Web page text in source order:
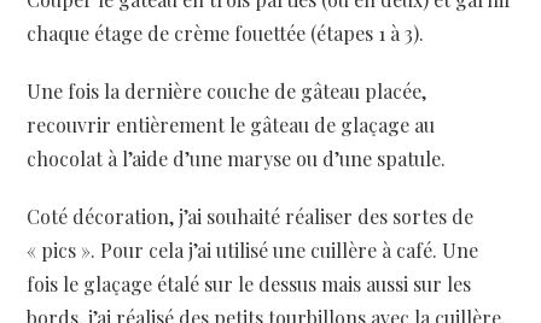
chaque étage de crème fouettée (étapes 1 à 3).
Une fois la dernière couche de gâteau placée,
recouvrir entièrement le gâteau de glaçage au
chocolat à l’aide d’une maryse ou d’une spatule.
Coté décoration, j’ai souhaité réaliser des sortes de
« pics ». Pour cela j’ai utilisé une cuillère à café. Une
fois le glaçage étalé sur le dessus mais aussi sur les
bords, j’ai réalisé des petits tourbillons avec la cuillère,